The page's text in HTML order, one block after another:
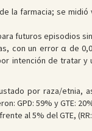
la farmacia; se midió
futuros episodios sin
con un error α de
intención de tratar y
por raza/etnia,
GPD: 59% y GTE:
al 5% del GTE, (RR: